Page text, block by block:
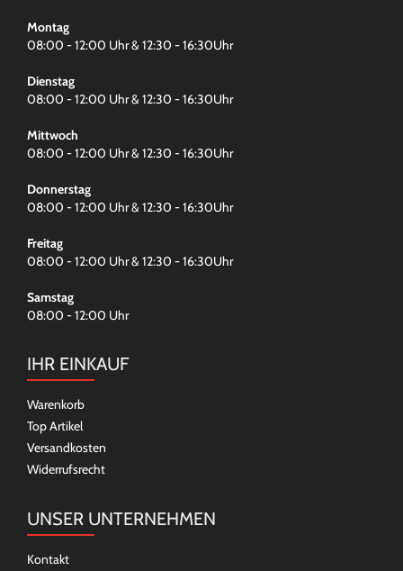
Montag
08:00 - 12:00 Uhr & 12:30 - 16:30Uhr
Dienstag
08:00 - 12:00 Uhr & 12:30 - 16:30Uhr
Mittwoch
08:00 - 12:00 Uhr & 12:30 - 16:30Uhr
Donnerstag
08:00 - 12:00 Uhr & 12:30 - 16:30Uhr
Freitag
08:00 - 12:00 Uhr & 12:30 - 16:30Uhr
Samstag
08:00 - 12:00 Uhr
IHR EINKAUF
Warenkorb
Top Artikel
Versandkosten
Widerrufsrecht
UNSER UNTERNEHMEN
Kontakt